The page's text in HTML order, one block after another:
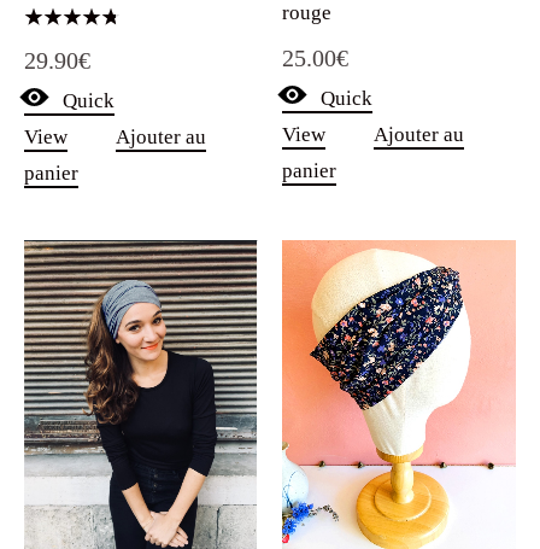
4.75
sur 5
29.90€
Quick
View
Ajouter au
panier
rouge
25.00€
Quick
View
Ajouter au
panier